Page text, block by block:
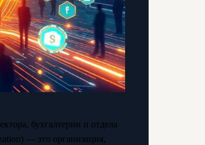
бухгалтерии и отдела
— это организация,